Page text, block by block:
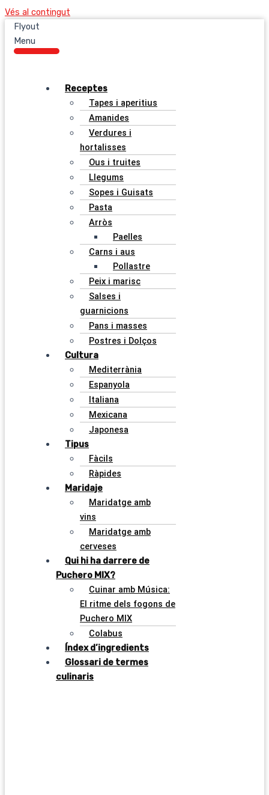
Vés al contingut
Flyout
Menu
Receptes
Tapes i aperitius
Amanides
Verdures i
hortalisses
Ous i truites
Llegums
Sopes i Guisats
Pasta
Arròs
Paelles
Carns i aus
Pollastre
Peix i marisc
Salses i
guarnicions
Pans i masses
Postres i Dolços
Cultura
Mediterrània
Espanyola
Italiana
Mexicana
Japonesa
Tipus
Fàcils
Ràpides
Maridaje
Maridatge amb
vins
Maridatge amb
cerveses
Qui hi ha darrere de
Puchero MIX?
Cuinar amb Música:
El ritme dels fogons de
Puchero MIX
Colabus
Índex d’ingredients
Glossari de termes
culinaris